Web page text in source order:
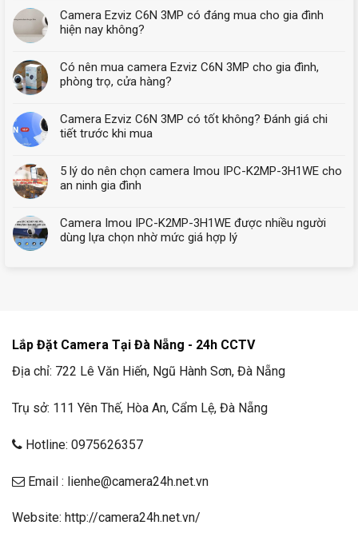
Camera Ezviz C6N 3MP có đáng mua cho gia đình
hiện nay không?
Có nên mua camera Ezviz C6N 3MP cho gia đình,
phòng trọ, cửa hàng?
Camera Ezviz C6N 3MP có tốt không? Đánh giá chi
tiết trước khi mua
5 lý do nên chọn camera Imou IPC-K2MP-3H1WE cho
an ninh gia đình
Camera Imou IPC-K2MP-3H1WE được nhiều người
dùng lựa chọn nhờ mức giá hợp lý
Lắp Đặt Camera Tại Đà Nẵng - 24h CCTV
Địa chỉ: 722 Lê Văn Hiến, Ngũ Hành Sơn, Đà Nẵng
Trụ sở: 111 Yên Thế, Hòa An, Cẩm Lệ, Đà Nẵng
Hotline: 0975626357
Email : lienhe@camera24h.net.vn
Website: http://camera24h.net.vn/